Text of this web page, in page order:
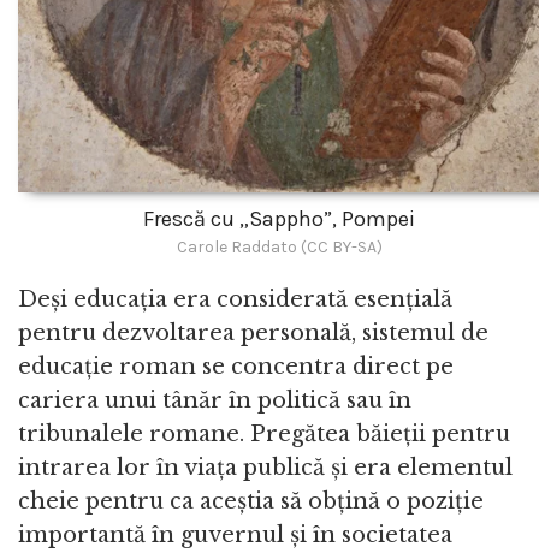
Frescă cu „Sappho”, Pompei
Carole Raddato (CC BY-SA)
Deși educația era considerată esențială
pentru dezvoltarea personală, sistemul de
educație roman se concentra direct pe
cariera unui tânăr în politică sau în
tribunalele romane. Pregătea băieții pentru
intrarea lor în viața publică și era elementul
cheie pentru ca aceștia să obțină o poziție
importantă în guvernul și în societatea